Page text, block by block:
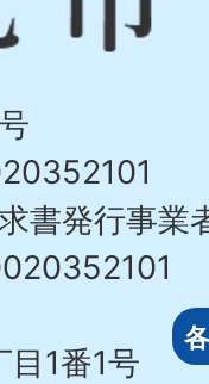
書発行事業
1番1号